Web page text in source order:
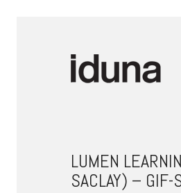
LUMEN
SACLAY) – GIF-